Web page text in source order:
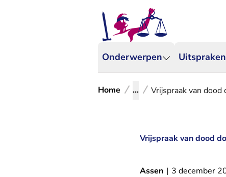
Onderwerpen
Home ... Vrijspraak van
Vrijspraak van dood
Assen | 3 december